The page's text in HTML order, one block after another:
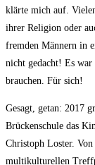
klärte mich auf.
ihrer Religion oder
fremden Männern in
nicht gedacht! Es war
brauchen. Für sich!
Gesagt, getan: 2017
Brückenschule das
Christoph Loster.
multikulturellen